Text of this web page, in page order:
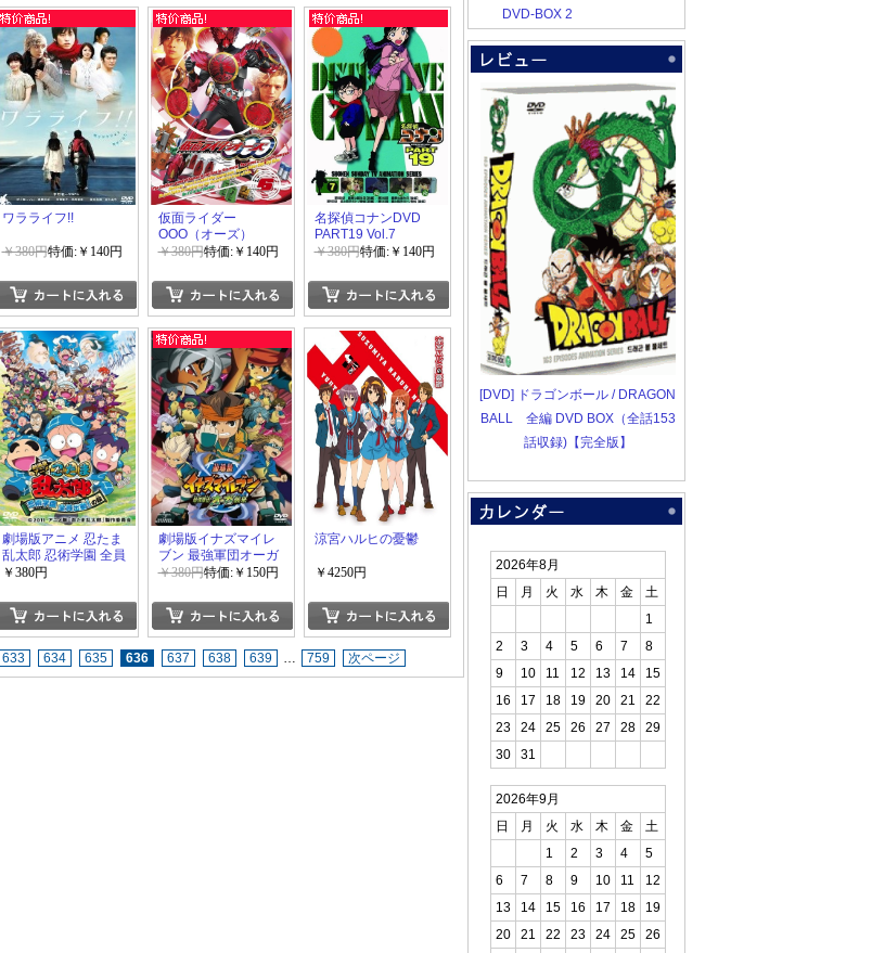
ワラライフ!!
￥380円特価:￥140円
仮面ライダー
OOO（オーズ）
VOL.6
￥380円特価:￥140円
名探偵コナンDVD
PART19 Vol.7
￥380円特価:￥140円
劇場版アニメ 忍たま
乱太郎 忍術学園 全員
出動！の段
￥380円
劇場版イナズマイレ
ブン 最強軍団オーガ
襲来
￥380円特価:￥150円
涼宮ハルヒの憂鬱
￥4250円
633 634 635 636 637 638 639 … 759 次ページ
DVD-BOX 2
[DVD] ドラゴンボール / DRAGON
BALL 全編 DVD BOX（全話153
話収録)【完全版】
2026年8月
日
月 火 水 木 金
土
1
2
3 4 5 6 7
8
9
10 11 12 13 14
15
16
17 18 19 20 21
22
23
24 25 26 27 28
29
30
31
2026年9月
日
月 火 水 木 金
土
1
2 3 4
5
6
7 8 9 10 11
12
13
14 15 16 17 18
19
20
21 22 23 24 25 26